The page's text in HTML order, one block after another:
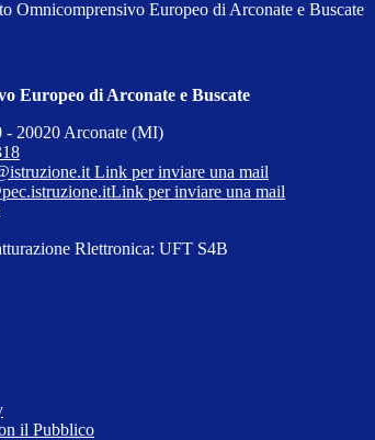
Omnicomprensivo Europeo di Arconate e Buscate
Europeo di Arconate e Buscate
- 20020 Arconate (MI)
Link per inviare una mail
Link per inviare una mail
Rlettronica: UFT S4B
il Pubblico